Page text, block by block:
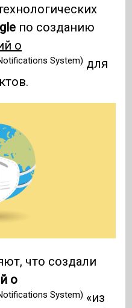
по созданию
о
System) для
что создали
о
System) «из